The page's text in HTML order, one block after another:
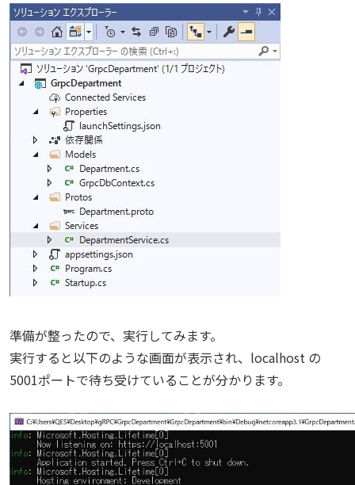
準備が整ったので、実行してみます。
実行すると以下のような画面が表示され、localhost の
5001ポートで待ち受けていることが分かります。